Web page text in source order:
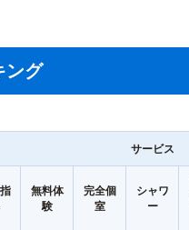
ング
サービス
無料体
験
完全個
室
シャワ
ー